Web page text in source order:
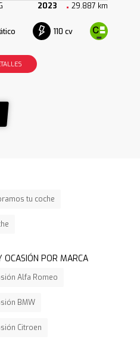
2023 29.887 km
110 cv
tu coche
OCASIÓN POR MARCA
Alfa Romeo
BMW
Citroen